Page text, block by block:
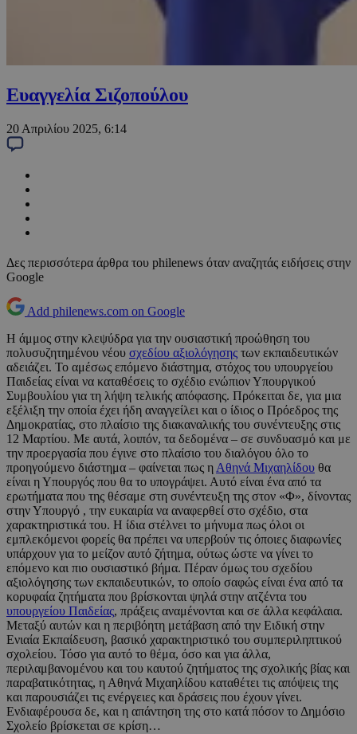
Ευαγγελία Σιζοπούλου
20 Απριλίου 2025, 6:14
Δες περισσότερα άρθρα του philenews όταν αναζητάς ειδήσεις στην
Google
Add philenews.com on Google
Η άμμος στην κλεψύδρα για την ουσιαστική προώθηση του
πολυσυζητημένου νέου σχεδίου αξιολόγησης των εκπαιδευτικών
αδειάζει. Το αμέσως επόμενο διάστημα, στόχος του υπουργείου
Παιδείας είναι να καταθέσεις το σχέδιο ενώπιον Υπουργικού
Συμβουλίου για τη λήψη τελικής απόφασης. Πρόκειται δε, για μια
εξέλιξη την οποία έχει ήδη αναγγείλει και ο ίδιος ο Πρόεδρος της
Δημοκρατίας, στο πλαίσιο της διακαναλικής του συνέντευξης στις
12 Μαρτίου. Με αυτά, λοιπόν, τα δεδομένα – σε συνδυασμό και με
την προεργασία που έγινε στο πλαίσιο του διαλόγου όλο το
προηγούμενο διάστημα – φαίνεται πως η Αθηνά Μιχαηλίδου θα
είναι η Υπουργός που θα το υπογράψει. Αυτό είναι ένα από τα
ερωτήματα που της θέσαμε στη συνέντευξη της στον «Φ», δίνοντας
στην Υπουργό , την ευκαιρία να αναφερθεί στο σχέδιο, στα
χαρακτηριστικά του. Η ίδια στέλνει το μήνυμα πως όλοι οι
εμπλεκόμενοι φορείς θα πρέπει να υπερβούν τις όποιες διαφωνίες
υπάρχουν για το μείζον αυτό ζήτημα, ούτως ώστε να γίνει το
επόμενο και πιο ουσιαστικό βήμα. Πέραν όμως του σχεδίου
αξιολόγησης των εκπαιδευτικών, το οποίο σαφώς είναι ένα από τα
κορυφαία ζητήματα που βρίσκονται ψηλά στην ατζέντα του
υπουργείου Παιδείας, πράξεις αναμένονται και σε άλλα κεφάλαια.
Μεταξύ αυτών και η περιβόητη μετάβαση από την Ειδική στην
Ενιαία Εκπαίδευση, βασικό χαρακτηριστικό του συμπεριληπτικού
σχολείου. Τόσο για αυτό το θέμα, όσο και για άλλα,
περιλαμβανομένου και του καυτού ζητήματος της σχολικής βίας και
παραβατικότητας, η Αθηνά Μιχαηλίδου καταθέτει τις απόψεις της
και παρουσιάζει τις ενέργειες και δράσεις που έχουν γίνει.
Ενδιαφέρουσα δε, και η απάντηση της στο κατά πόσον το Δημόσιο
Σχολείο βρίσκεται σε κρίση…